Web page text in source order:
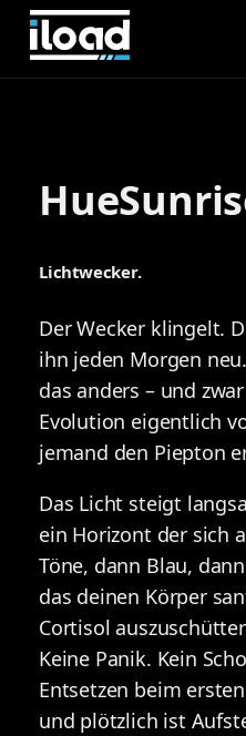
Lichtwecker.
Der Wecker klingelt.
ihn jeden Morgen
das anders – und
Evolution eigentlich
jemand den Piepton
Das Licht steigt
ein Horizont der sich
Töne, dann Blau,
das deinen Körper
Cortisol
Keine Panik. Kein
Entsetzen beim
und plötzlich ist